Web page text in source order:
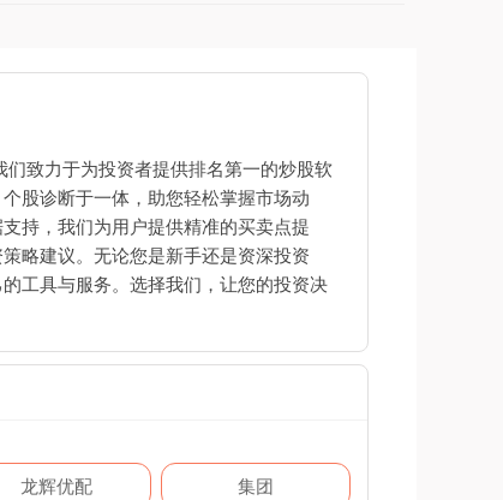
致力于为投资者提供排名第一的炒股软
股诊断于一体，助您轻松掌握市场动
持，我们为用户提供精准的买卖点提
略建议。无论您是新手还是资深投资
工具与服务。选择我们，让您的投资决
龙辉优配 集团